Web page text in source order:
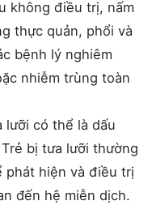
không điều trị, nấm
thực quản, phổi và
bệnh lý nghiêm
nhiễm trùng toàn
lưỡi có thể là dấu
bị tưa lưỡi thường
phát hiện và điều trị
đến hệ miễn dịch​.